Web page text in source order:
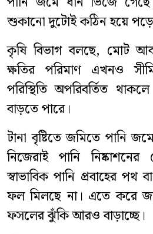
শুকানো দুটোই কঠিন হয়ে
কৃষি বিভাগ বলছে, মোট
ক্ষতির পরিমাণ এখনও
পরিস্থিতি অপরিবর্তিত
বাড়তে পারে।
টানা বৃষ্টিতে জমিতে পানি
নিজেরাই পানি
স্বাভাবিক পানি প্রবাহের পথ
ফল মিলছে না। এতে করে
ফসলের ঝুঁকি আরও বাড়াচ্ছে।